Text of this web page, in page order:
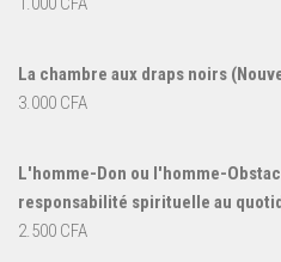
La chambre aux draps noirs
3.000 CFA
L'homme-Don ou l'homme-
responsabilité spirituelle au
2.500 CFA